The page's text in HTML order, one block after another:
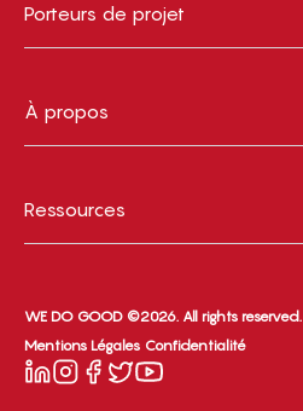
Porteurs de projet
À propos
Ressources
WE DO GOOD ©2026. All rights reserved.
Mentions Légales Confidentialité